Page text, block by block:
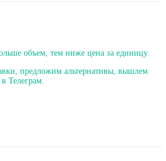
объем, тем ниже цена за единицу.
предложим альтернативы, вышлем
Телеграм.